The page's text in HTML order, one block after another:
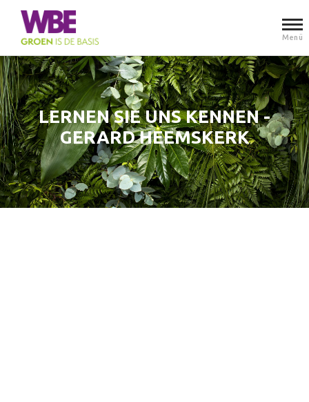
Menü
LERNEN SIE UNS KENNEN -
GERARD HEEMSKERK